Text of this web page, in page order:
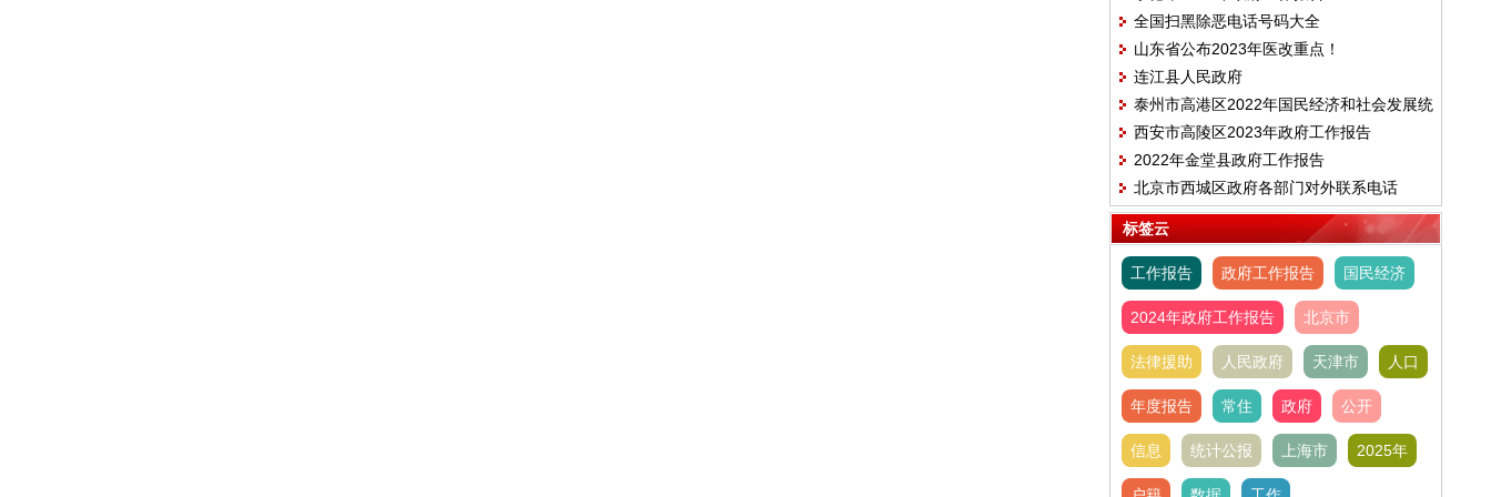
全国扫黑除恶电话号码大全
山东省公布2023年医改重点！
连江县人民政府
泰州市高港区2022年国民经济和社会发展统
计公报
西安市高陵区2023年政府工作报告
2022年金堂县政府工作报告
北京市西城区政府各部门对外联系电话
标签云
工作报告 政府工作报告 国民经济
2024年政府工作报告 北京市
法律援助 人民政府 天津市 人口
年度报告 常住 政府 公开
信息 统计公报 上海市 2025年